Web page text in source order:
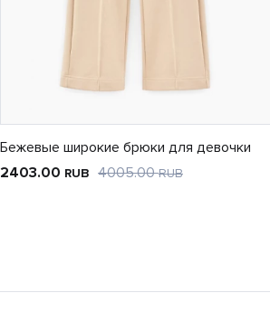
Бежевые широкие брюки для девочки
2403.00 RUB 4005.00RUB